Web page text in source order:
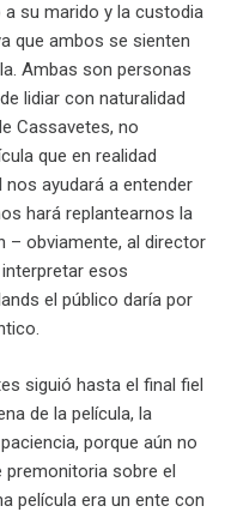
a su marido y la custodia
que ambos se sienten
Ambas son personas
lidiar con naturalidad
Cassavetes, no
que en realidad
ayudará a entender
hará replantearnos la
obviamente, al director
esos
el público daría por
siguió hasta el final fiel
de la película, la
porque aún no
premonitoria sobre el
película era un ente con